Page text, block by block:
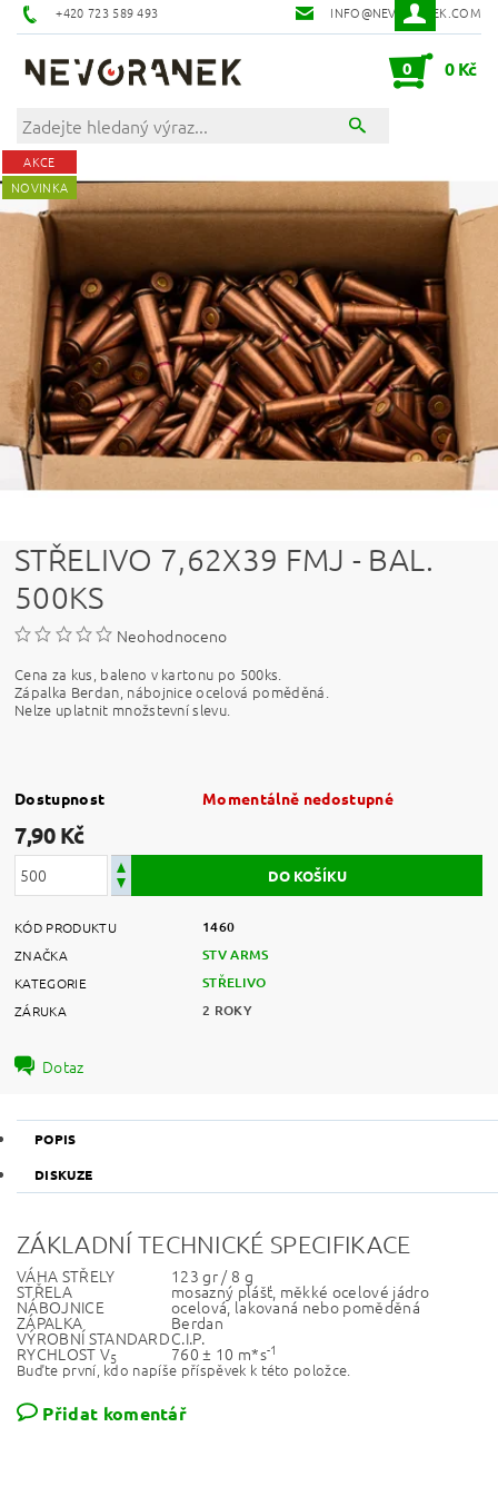
+420 723 589 493 INFO@NEVORANEK.COM
0 0 Kč
AKCE
NOVINKA
STŘELIVO 7,62X39 FMJ - BAL.
500KS
Neohodnoceno
Cena za kus, baleno v kartonu po 500ks.
Zápalka Berdan, nábojnice ocelová poměděná.
Nelze uplatnit množstevní slevu.
Dostupnost Momentálně nedostupné
7,90 Kč
KÓD PRODUKTU 1460
ZNAČKA STV ARMS
KATEGORIE STŘELIVO
ZÁRUKA 2 ROKY
Dotaz
POPIS
DISKUZE
ZÁKLADNÍ TECHNICKÉ SPECIFIKACE
VÁHA STŘELY 123 gr / 8 g
STŘELA mosazný plášť, měkké ocelové jádro
NÁBOJNICE ocelová, lakovaná nebo poměděná
ZÁPALKA Berdan
VÝROBNÍ STANDARDC.I.P.
RYCHLOST V5 760 ± 10 m*s-1
Buďte první, kdo napíše příspěvek k této položce.
Přidat komentář